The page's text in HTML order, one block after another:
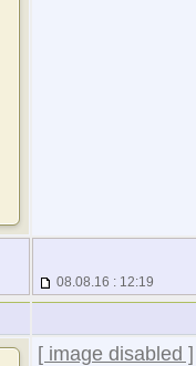
08.08.16 : 12:19
[ image disabled ]